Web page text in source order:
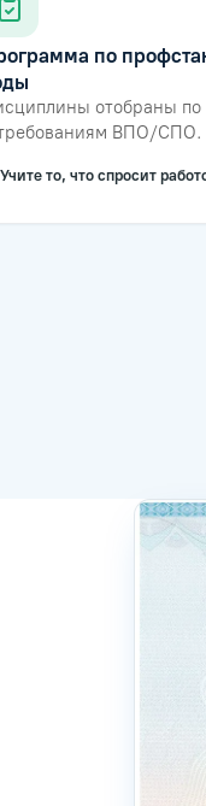
по
отобраны по
ВПО/СПО.
Учите то, что спросит